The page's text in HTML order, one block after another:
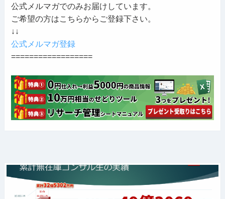
公式メルマガでのみお届けしています。
ご希望の方はこちらからご登録下さい。
↓↓
公式メルマガ登録
==================